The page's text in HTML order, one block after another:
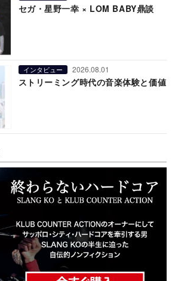
セガ・星野一幸 × LOM BABY鼎談
インタビュー 2026.08.01
ストリーミング時代の音楽体験と価値